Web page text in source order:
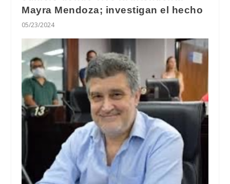
Mayra Mendoza; investigan el hecho
05/23/2024